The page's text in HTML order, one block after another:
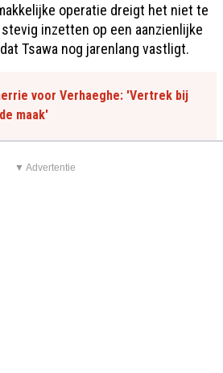
operatie dreigt het niet te
inzetten op een aanzienlijke
Tsawa nog jarenlang vastligt.
voor Verhaeghe: 'Vertrek bij
maak'
▼ Advertentie